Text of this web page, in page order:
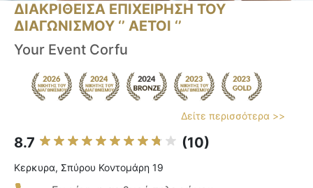
ΔΙΑΚΡΙΘΕΙΣΑ ΕΠΙΧΕΙΡΗΣΗ ΤΟΥ
ΔΙΑΓΩΝΙΣΜΟΥ ‘’ ΑΕΤΟΙ ‘’
Your Event Corfu
Δείτε περισσότερα >>
8.7 (10)
Κερκυρα, Σπύρου Κοντομάρη 19